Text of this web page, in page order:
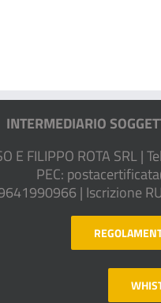
INTERMEDIARIO
E FILIPPO ROTA SRL |
PEC:
| Iscrizione